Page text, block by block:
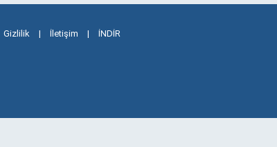
Gizlilik | İletişim | İNDİR